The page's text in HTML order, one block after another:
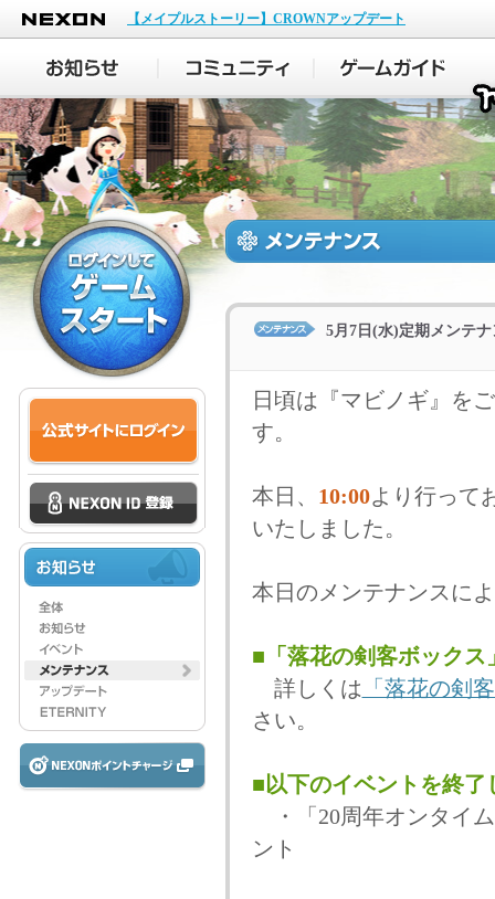
NEXON
【メイプルストーリー】CROWNアップデート
5月7日(水)定期メンテ
日頃は『マビノギ』を
す。
本日、 10:00より行って
いたしました。
本日のメンテナンスに
■「落花の剣客ボック
詳しくは 「落花の剣
さい。
■以下のイベントを終了
・「20周年オンタイ
ント